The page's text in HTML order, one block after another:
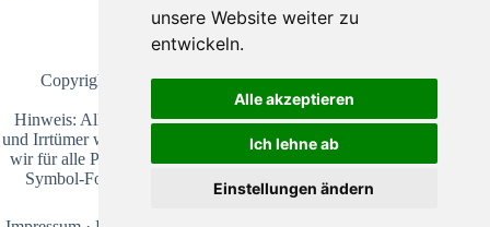
unsere Website weiter zu
entwickeln.
Alle akzeptieren
Ich lehne ab
Einstellungen ändern
Copyright © 2026 ·Bootstourpiraten· Alle Rechte
vorbehalten
Hinweis: Alle Angaben sind gründlich recherchiert. Fehler
und Irrtümer werden nicht ausgeschlossen, daher übernehmen
wir für alle Preise und Daten keine Gewähr. Alle Fotos sind
Symbol-Fotos und entsprechen nicht der beschriebenen
Dienstleistung.